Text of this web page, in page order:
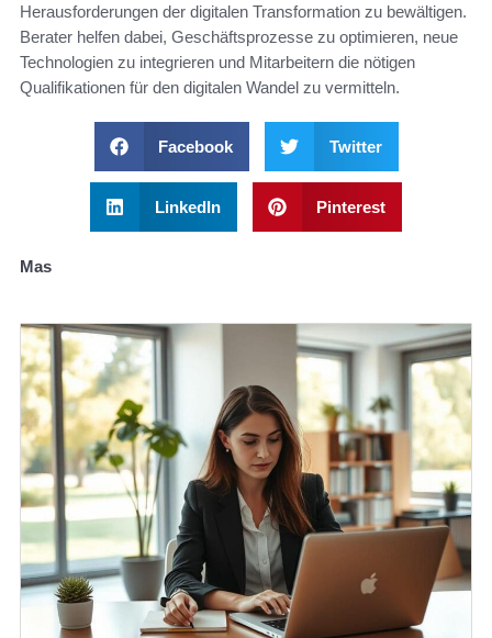
Herausforderungen der digitalen Transformation zu bewältigen.
Berater helfen dabei, Geschäftsprozesse zu optimieren, neue
Technologien zu integrieren und Mitarbeitern die nötigen
Qualifikationen für den digitalen Wandel zu vermitteln.
Facebook Twitter
LinkedIn Pinterest
Mas